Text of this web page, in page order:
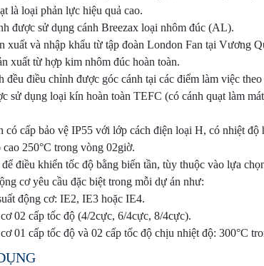
là loại phản lực hiệu quả cao.
được sử dụng cánh Breezax loại nhôm đúc (AL).
xuất và nhập khẩu từ tập đoàn London Fan tại Vương
xuất từ ​​hợp kim nhôm đúc hoàn toàn.
đều điều chỉnh được góc cánh tại các điểm làm việc theo
sử dụng loại kín hoàn toàn TEFC (có cánh quạt làm
có cấp bảo vệ IP55 với lớp cách điện loại H, có nhiệt độ
250°C trong vòng 02giờ.
điều khiển tốc độ bằng biến tần, tùy thuộc vào lựa
cơ yêu cầu đặc biệt trong mỗi dự án như:
động cơ: IE2, IE3 hoặc IE4.
02 cấp tốc độ (4/2cực, 6/4cực, 8/4cực).
01 cấp tốc độ và 02 cấp tốc độ chịu nhiệt độ: 300°C